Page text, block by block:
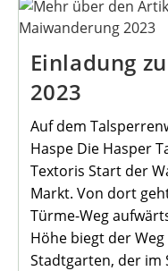
Sind
Gestartet
Einladung
2023
Auf dem
Haspe Die Hasper
Textoris Start der
Markt. Von dort
Türme-Weg
Höhe biegt der
Stadtgarten, der im